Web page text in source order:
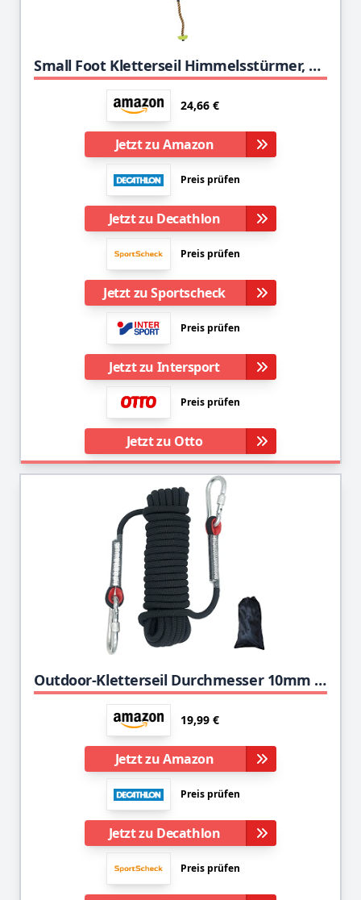
Small Foot Kletterseil Himmelsstürmer, wetterfestes Material, mit Sicherungshaken und Trittflächen, ab 3 Jahren, 10877 Toys, Grün, 200 x 10 x 10 cm
24,66 €
Jetzt zu Amazon
Preis prüfen
Jetzt zu Decathlon
Preis prüfen
Jetzt zu Sportscheck
Preis prüfen
Jetzt zu Intersport
Preis prüfen
Jetzt zu Otto
Outdoor-Kletterseil Durchmesser 10mm Statisches Kletterseil im Freien, Hochfestes Sicherheitsseil Geflochtenes Nylonseil, Rettungsseil Feuerrettungs-Fallschirm-Seil mit 2 Karabinern, Schwarze 10m
19,99 €
Jetzt zu Amazon
Preis prüfen
Jetzt zu Decathlon
Preis prüfen